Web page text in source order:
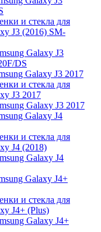
и стекла для
J3 (2016) SM-
Galaxy J3
DS
Galaxy J3 2017
и стекла для
J3 2017
Galaxy J3 2017
Galaxy J4
и стекла для
J4 (2018)
Galaxy J4
Galaxy J4+
и стекла для
J4+ (Plus)
Galaxy J4+